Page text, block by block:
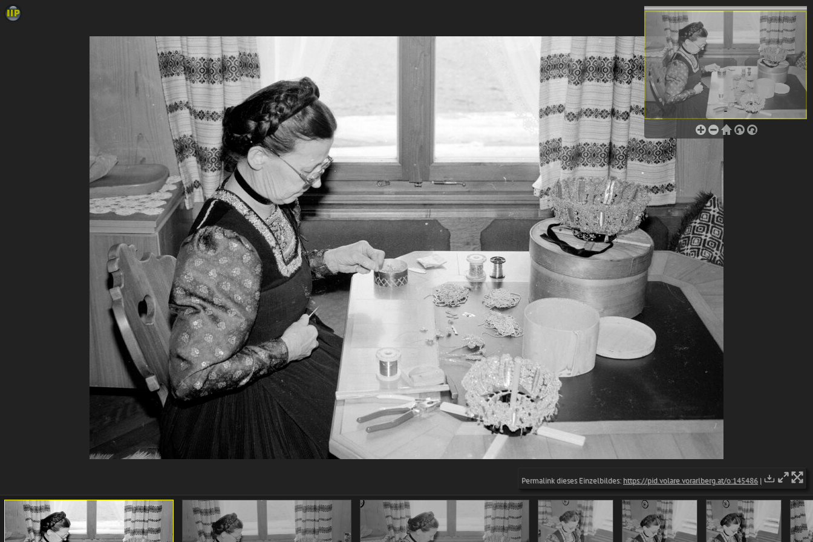
Permalink dieses Einzelbildes:https://pid.volare.vorarlberg.at/o:145486 |